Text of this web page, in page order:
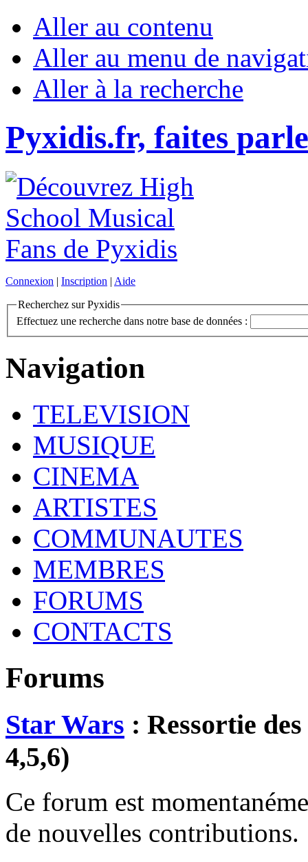
Aller au contenu
Aller au menu de
Aller à la recherche
Pyxidis.fr, faites
Connexion | Inscription | Aide
Recherchez sur Pyxidis
Effectuez une recherche dans notre base de données :
Navigation
TELEVISION
MUSIQUE
CINEMA
ARTISTES
COMMUNAUTES
MEMBRES
FORUMS
CONTACTS
Forums
Star Wars : Ressortie
4,5,6)
Ce forum est
de nouvelles contributions.